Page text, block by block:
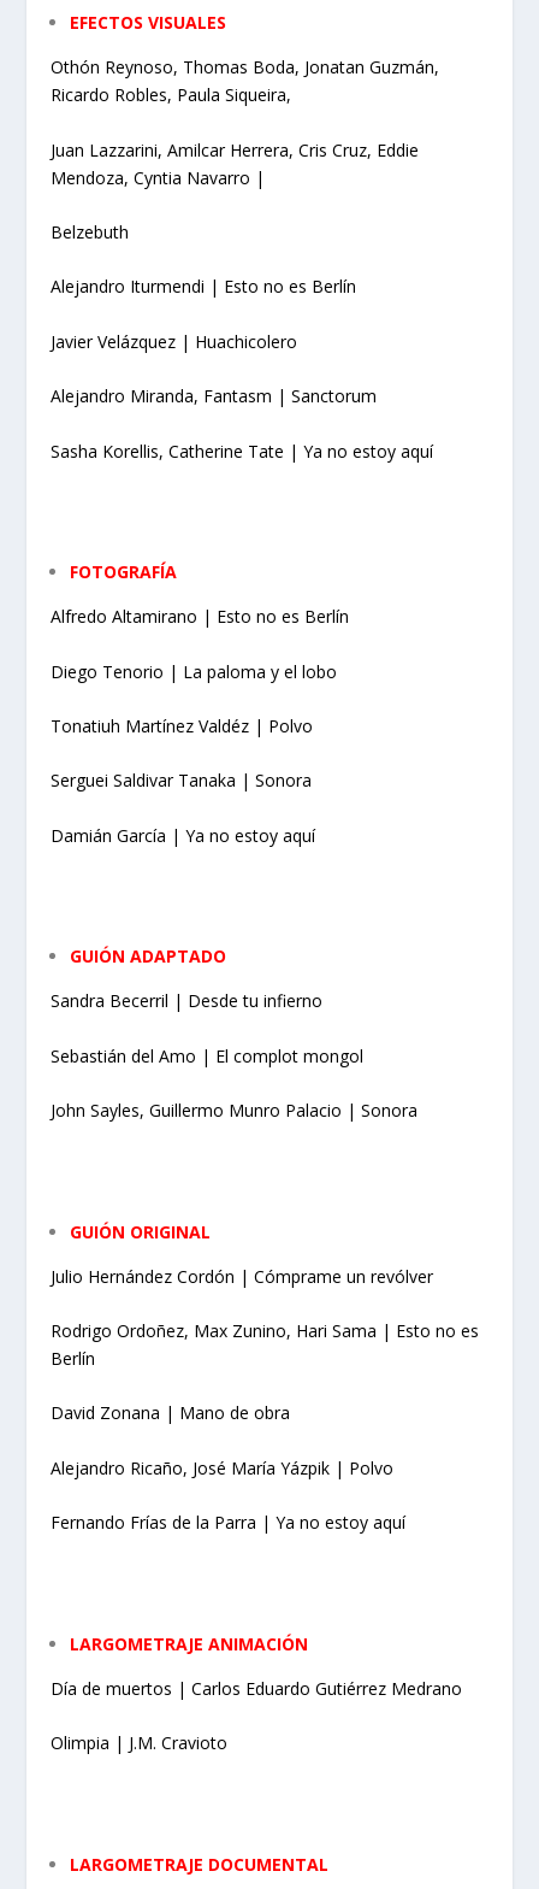
EFECTOS VISUALES
Othón Reynoso, Thomas Boda, Jonatan Guzmán,
Ricardo Robles, Paula Siqueira,
Juan Lazzarini, Amilcar Herrera, Cris Cruz, Eddie
Mendoza, Cyntia Navarro |
Belzebuth
Alejandro Iturmendi | Esto no es Berlín
Javier Velázquez | Huachicolero
Alejandro Miranda, Fantasm | Sanctorum
Sasha Korellis, Catherine Tate | Ya no estoy aquí
FOTOGRAFÍA
Alfredo Altamirano | Esto no es Berlín
Diego Tenorio | La paloma y el lobo
Tonatiuh Martínez Valdéz | Polvo
Serguei Saldivar Tanaka | Sonora
Damián García | Ya no estoy aquí
GUIÓN ADAPTADO
Sandra Becerril | Desde tu infierno
Sebastián del Amo | El complot mongol
John Sayles, Guillermo Munro Palacio | Sonora
GUIÓN ORIGINAL
Julio Hernández Cordón | Cómprame un revólver
Rodrigo Ordoñez, Max Zunino, Hari Sama | Esto no es
Berlín
David Zonana | Mano de obra
Alejandro Ricaño, José María Yázpik | Polvo
Fernando Frías de la Parra | Ya no estoy aquí
LARGOMETRAJE ANIMACIÓN
Día de muertos | Carlos Eduardo Gutiérrez Medrano
Olimpia | J.M. Cravioto
LARGOMETRAJE DOCUMENTAL